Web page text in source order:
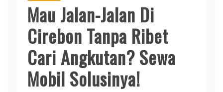
Mau Jalan-Jalan Di
Cirebon Tanpa Ribet
Cari Angkutan? Sewa
Mobil Solusinya!